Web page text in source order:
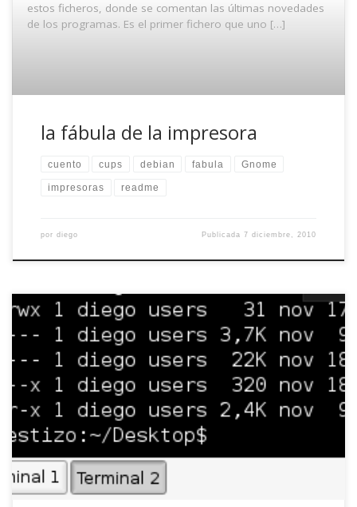
estos ficheros, donde se comentan las últimas novedades
de los programas. Es el primer fichero que uno […]
la fábula de la impresora
cuento cups debian fabula Gnome
impresoras readme
por diego Publicada7 diciembre, 2010
En la siguiente lista aparecen algunos programas que
últimamente se me han antojado como imprescindibles.
No hay un orden concreto ni tampoco un único objetivo.
autokey-gtk: ¿cansado de escribir siempre lo mismo? ¿Le
aburre rellenar su nombre, apellidos e incluir la fecha, hora
y zona horaria en cada parte de […]